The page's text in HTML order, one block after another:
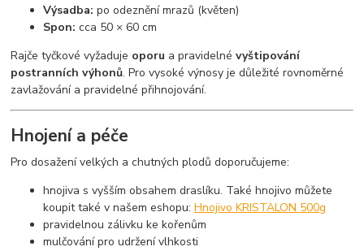
Výsadba: po odeznění mrazů (květen)
Spon: cca 50 × 60 cm
Rajče tyčkové vyžaduje oporu a pravidelnévyštipování
postranních výhonů. Pro vysoké výnosy je důležité rovnoměrné
zavlažování a pravidelné přihnojování.
Hnojení a péče
Pro dosažení velkých a chutných plodů doporučujeme:
hnojiva s vyšším obsahem draslíku. Také hnojivo můžete
koupit také v našem eshopu:Hnojivo KRISTALON 500g
pravidelnou zálivku ke kořenům
mulčování pro udržení vlhkosti